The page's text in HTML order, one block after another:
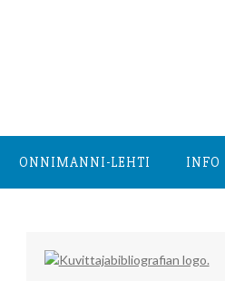
ONNIMANNI-LEHTI INFO